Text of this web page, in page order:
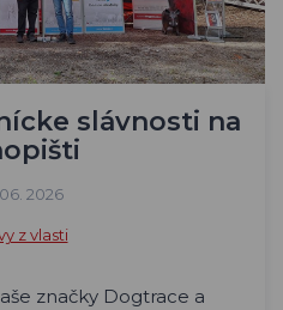
slávnosti na
2026
z vlasti
značky Dogtrace a